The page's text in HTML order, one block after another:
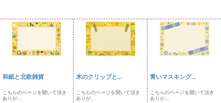
和紙と北欧雑貨
こちらのページを開いて頂き
ありが...
木のクリップと...
こちらのページを開いて頂き
ありが...
青いマスキング...
こちらのページを開いて頂き
ありが...